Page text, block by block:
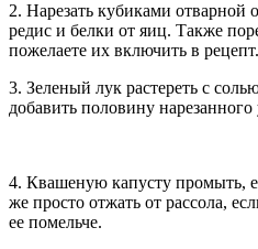
2. Нарезать кубиками отварной
редис и белки от яиц. Также
пожелаете их включить в рецепт.
3. Зеленый лук растереть с
добавить половину нарезанного
4. Квашеную капусту промыть,
же просто отжать от рассола,
ее помельче.